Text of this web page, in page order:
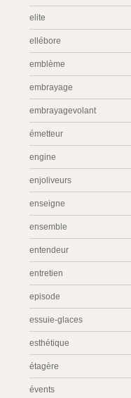
elite
ellébore
emblème
embrayage
embrayagevolant
émetteur
engine
enjoliveurs
enseigne
ensemble
entendeur
entretien
episode
essuie-glaces
esthétique
étagère
évents